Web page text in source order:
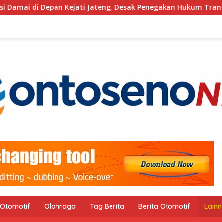
Kejati Jateng, Desak Penegakan Hukum Transparan dan
Otomotif Olahraga Tag Berita Berita Otomotif